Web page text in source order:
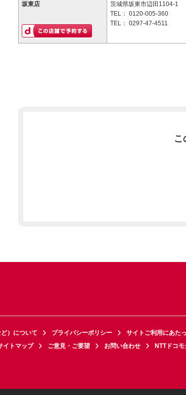
坂東店
茨城県坂東市辺田1104-1
TEL： 0120-005-360
TEL： 0297-47-4511
こ
）について プライバシーポリシー サイトご利用にあた
イトマップ ご意見・ご要望 お問い合わせ NTTドコ